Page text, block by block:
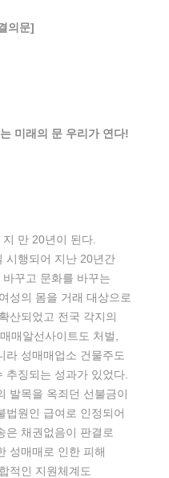
의문]
미래의 문 우리가 연다!
만 20년이 된다.
시행되어 지난 20년간
바꾸고 문화를 바꾸는
성의 몸을 거래 대상으로
산되었고 전국 각지의
매알선사이트도 처벌,
라 성매매업소 건물주도
추징되는 성과가 있었다.
발목을 옥죄던 선불금이
법원인 급여로 인정되어
은 채권없음이 판결로
성매매로 인한 피해
적인 지원체계도